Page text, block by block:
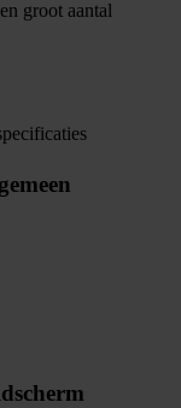
groot aantal